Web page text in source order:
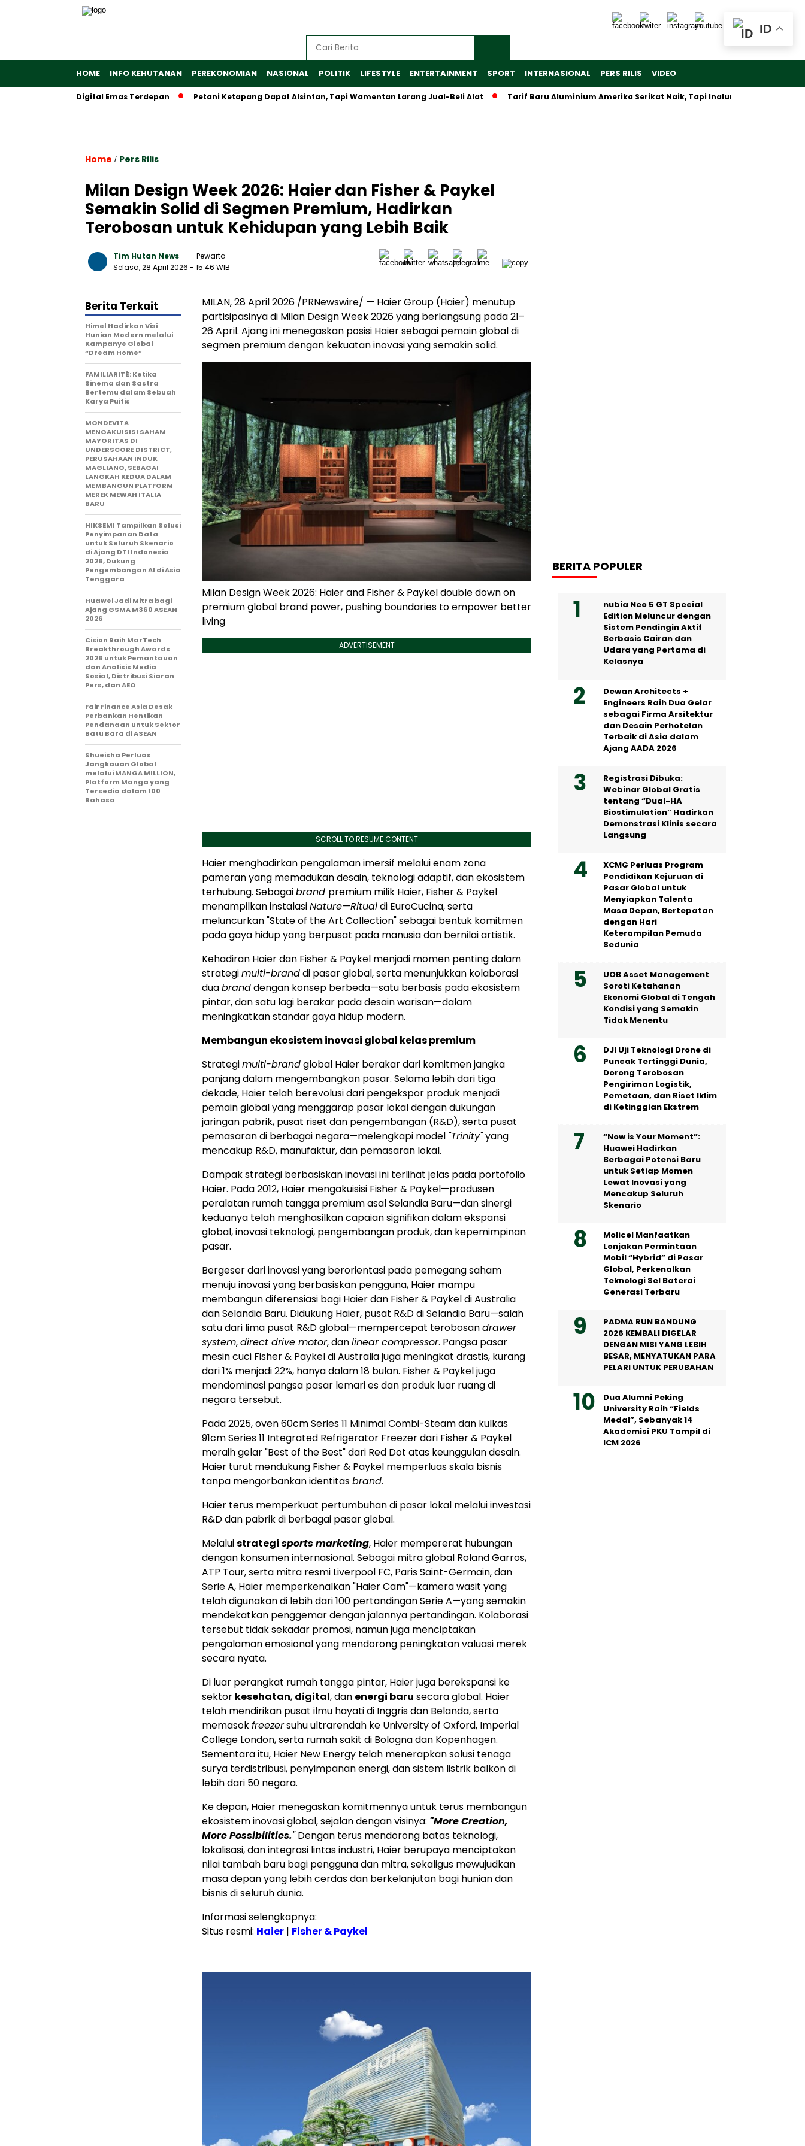
HOME INFO KEHUTANAN PEREKONOMIAN NASIONAL POLITIK LIFESTYLE ENTERTAINMENT SPORT INTERNASIONAL PERS RILIS VIDEO
Digital Emas Terdepan Petani Ketapang Dapat Alsintan, Tapi Wamentan Larang Jual-Beli Alat Tarif Baru Aluminium Amerika Serikat Naik, Tapi Inalum Fokus Antisipasi
Home / Pers Rilis
Milan Design Week 2026: Haier dan Fisher & Paykel
Semakin Solid di Segmen Premium, Hadirkan
Terobosan untuk Kehidupan yang Lebih Baik
Tim Hutan News
- Pewarta
Selasa, 28 April 2026 - 15:46 WIB
MILAN, 28 April 2026 /PRNewswire/ — Haier Group (Haier) menutup
partisipasinya di Milan Design Week 2026 yang berlangsung pada 21–
26 April. Ajang ini menegaskan posisi Haier sebagai pemain global di
segmen premium dengan kekuatan inovasi yang semakin solid.
Milan Design Week 2026: Haier and Fisher & Paykel double down on
premium global brand power, pushing boundaries to empower better
living
ADVERTISEMENT
SCROLL TO RESUME CONTENT
Haier menghadirkan pengalaman imersif melalui enam zona
pameran yang memadukan desain, teknologi adaptif, dan ekosistem
terhubung. Sebagaibrand premium milik Haier, Fisher & Paykel
menampilkan instalasiNature—Ritualdi EuroCucina, serta
meluncurkan "State of the Art Collection" sebagai bentuk komitmen
pada gaya hidup yang berpusat pada manusia dan bernilai artistik.
Kehadiran Haier dan Fisher & Paykel menjadi momen penting dalam
strategimulti-branddi pasar global, serta menunjukkan kolaborasi
duabranddengan konsep berbeda—satu berbasis pada ekosistem
pintar, dan satu lagi berakar pada desain warisan—dalam
meningkatkan standar gaya hidup modern.
Membangun ekosistem inovasi global kelas premium
Strategimulti-brandglobal Haier berakar dari komitmen jangka
panjang dalam mengembangkan pasar. Selama lebih dari tiga
dekade, Haier telah berevolusi dari pengekspor produk menjadi
pemain global yang menggarap pasar lokal dengan dukungan
jaringan pabrik, pusat riset dan pengembangan (R&D), serta pusat
pemasaran di berbagai negara—melengkapi model "Trinity"yang
mencakup R&D, manufaktur, dan pemasaran lokal.
Dampak strategi berbasiskan inovasi ini terlihat jelas pada portofolio
Haier. Pada 2012, Haier mengakuisisi Fisher & Paykel—produsen
peralatan rumah tangga premium asal Selandia Baru—dan sinergi
keduanya telah menghasilkan capaian signifikan dalam ekspansi
global, inovasi teknologi, pengembangan produk, dan kepemimpinan
pasar.
Bergeser dari inovasi yang berorientasi pada pemegang saham
menuju inovasi yang berbasiskan pengguna, Haier mampu
membangun diferensiasi bagi Haier dan Fisher & Paykel di Australia
dan Selandia Baru. Didukung Haier, pusat R&D di Selandia Baru—salah
satu dari lima pusat R&D global—mempercepat terobosandrawer
system,direct drive motor, danlinear compressor. Pangsa pasar
mesin cuci Fisher & Paykel di Australia juga meningkat drastis, kurang
dari 1% menjadi 22%, hanya dalam 18 bulan. Fisher & Paykel juga
mendominasi pangsa pasar lemari es dan produk luar ruang di
negara tersebut.
Pada 2025, oven 60cm Series 11 Minimal Combi-Steam dan kulkas
91cm Series 11 Integrated Refrigerator Freezer dari Fisher & Paykel
meraih gelar "Best of the Best" dari Red Dot atas keunggulan desain.
Haier turut mendukung Fisher & Paykel memperluas skala bisnis
tanpa mengorbankan identitasbrand.
Haier terus memperkuat pertumbuhan di pasar lokal melalui investasi
R&D dan pabrik di berbagai pasar global.
Melaluistrategi sports marketing, Haier mempererat hubungan
dengan konsumen internasional. Sebagai mitra global Roland Garros,
ATP Tour, serta mitra resmi Liverpool FC, Paris Saint-Germain, dan
Serie A, Haier memperkenalkan "Haier Cam"—kamera wasit yang
telah digunakan di lebih dari 100 pertandingan Serie A—yang semakin
mendekatkan penggemar dengan jalannya pertandingan. Kolaborasi
tersebut tidak sekadar promosi, namun juga menciptakan
pengalaman emosional yang mendorong peningkatan valuasi merek
secara nyata.
Di luar perangkat rumah tangga pintar, Haier juga berekspansi ke
sektor kesehatan, digital, dan energi baru secara global. Haier
telah mendirikan pusat ilmu hayati di Inggris dan Belanda, serta
memasokfreezersuhu ultrarendah ke University of Oxford, Imperial
College London, serta rumah sakit di Bologna dan Kopenhagen.
Sementara itu, Haier New Energy telah menerapkan solusi tenaga
surya terdistribusi, penyimpanan energi, dan sistem listrik balkon di
lebih dari 50 negara.
Ke depan, Haier menegaskan komitmennya untuk terus membangun
ekosistem inovasi global, sejalan dengan visinya: "More Creation,
More Possibilities."Dengan terus mendorong batas teknologi,
lokalisasi, dan integrasi lintas industri, Haier berupaya menciptakan
nilai tambah baru bagi pengguna dan mitra, sekaligus mewujudkan
masa depan yang lebih cerdas dan berkelanjutan bagi hunian dan
bisnis di seluruh dunia.
Informasi selengkapnya:
Situs resmi: Haier | Fisher & Paykel
Berita Terkait
Himel Hadirkan Visi
Hunian Modern melalui
Kampanye Global
“Dream Home”
FAMILIARITÉ: Ketika
Sinema dan Sastra
Bertemu dalam Sebuah
Karya Puitis
MONDEVITA
MENGAKUISISI SAHAM
MAYORITAS DI
UNDERSCORE DISTRICT,
PERUSAHAAN INDUK
MAGLIANO, SEBAGAI
LANGKAH KEDUA DALAM
MEMBANGUN PLATFORM
MEREK MEWAH ITALIA
BARU
HIKSEMI Tampilkan Solusi
Penyimpanan Data
untuk Seluruh Skenario
di Ajang DTI Indonesia
2026, Dukung
Pengembangan AI di Asia
Tenggara
Huawei Jadi Mitra bagi
Ajang GSMA M360 ASEAN
2026
Cision Raih MarTech
Breakthrough Awards
2026 untuk Pemantauan
dan Analisis Media
Sosial, Distribusi Siaran
Pers, dan AEO
Fair Finance Asia Desak
Perbankan Hentikan
Pendanaan untuk Sektor
Batu Bara di ASEAN
Shueisha Perluas
Jangkauan Global
melalui MANGA MILLION,
Platform Manga yang
Tersedia dalam 100
Bahasa
BERITA POPULER
nubia Neo 5 GT Special
Edition Meluncur dengan
Sistem Pendingin Aktif
Berbasis Cairan dan
Udara yang Pertama di
Kelasnya
Dewan Architects +
Engineers Raih Dua Gelar
sebagai Firma Arsitektur
dan Desain Perhotelan
Terbaik di Asia dalam
Ajang AADA 2026
Registrasi Dibuka:
Webinar Global Gratis
tentang “Dual-HA
Biostimulation” Hadirkan
Demonstrasi Klinis secara
Langsung
XCMG Perluas Program
Pendidikan Kejuruan di
Pasar Global untuk
Menyiapkan Talenta
Masa Depan, Bertepatan
dengan Hari
Keterampilan Pemuda
Sedunia
UOB Asset Management
Soroti Ketahanan
Ekonomi Global di Tengah
Kondisi yang Semakin
Tidak Menentu
DJI Uji Teknologi Drone di
Puncak Tertinggi Dunia,
Dorong Terobosan
Pengiriman Logistik,
Pemetaan, dan Riset Iklim
di Ketinggian Ekstrem
“Now is Your Moment”:
Huawei Hadirkan
Berbagai Potensi Baru
untuk Setiap Momen
Lewat Inovasi yang
Mencakup Seluruh
Skenario
Molicel Manfaatkan
Lonjakan Permintaan
Mobil “Hybrid” di Pasar
Global, Perkenalkan
Teknologi Sel Baterai
Generasi Terbaru
PADMA RUN BANDUNG
2026 KEMBALI DIGELAR
DENGAN MISI YANG LEBIH
BESAR, MENYATUKAN PARA
PELARI UNTUK PERUBAHAN
Dua Alumni Peking
University Raih “Fields
Medal”, Sebanyak 14
Akademisi PKU Tampil di
ICM 2026
ID